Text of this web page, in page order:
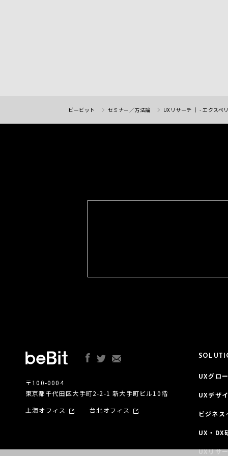
ビービット セミナー／方法論 UXリサーチ ｜ - エクスペ
〒100-0004
東京都千代田区大手町2-2-1 新大手町ビル10階
上海オフィス
台北オフィス
UXグロ
UXデザ
ビジネス
UX・DX
UXリサ